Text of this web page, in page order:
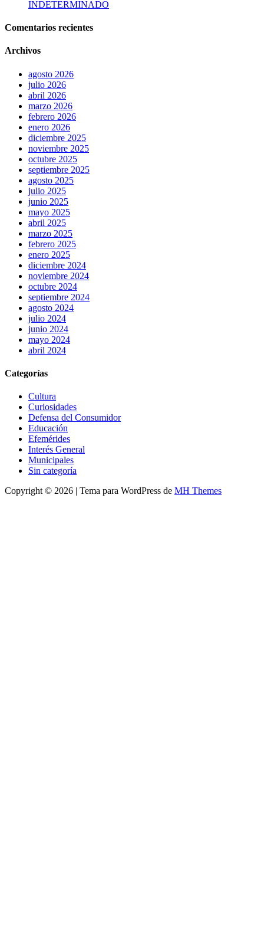
INDETERMINADO
Comentarios recientes
Archivos
agosto 2026
julio 2026
abril 2026
marzo 2026
febrero 2026
enero 2026
diciembre 2025
noviembre 2025
octubre 2025
septiembre 2025
agosto 2025
julio 2025
junio 2025
mayo 2025
abril 2025
marzo 2025
febrero 2025
enero 2025
diciembre 2024
noviembre 2024
octubre 2024
septiembre 2024
agosto 2024
julio 2024
junio 2024
mayo 2024
abril 2024
Categorías
Cultura
Curiosidades
Defensa del Consumidor
Educación
Efemérides
Interés General
Municipales
Sin categoría
Copyright © 2026 | Tema para WordPress de MH Themes